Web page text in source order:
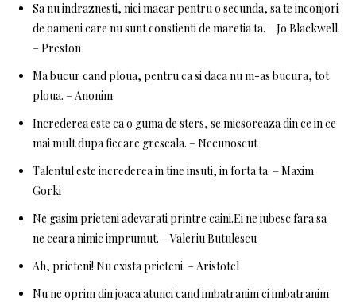
Sa nu indraznesti, nici macar pentru o secunda, sa te inconjori
de oameni care nu sunt constienti de maretia ta. – Jo Blackwell.
– Preston
Ma bucur cand ploua, pentru ca si daca nu m-as bucura, tot
ploua. – Anonim
Increderea este ca o guma de sters, se micsoreaza din ce in ce
mai mult dupa fiecare greseala. – Necunoscut
Talentul este increderea in tine insuti, in forta ta. – Maxim
Gorki
Ne gasim prieteni adevarati printre caini.Ei ne iubesc fara sa
ne ceara nimic imprumut. – Valeriu Butulescu
Ah, prieteni! Nu exista prieteni. – Aristotel
Nu ne oprim din joaca atunci cand imbatranim ci imbatranim